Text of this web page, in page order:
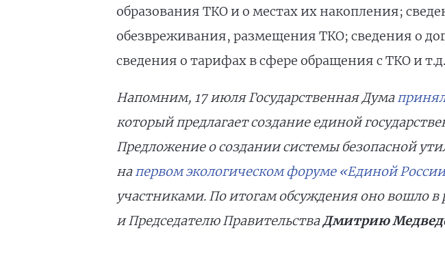
образования ТКО и о местах их накопления;
обезвреживания, размещения ТКО; сведения о
сведения о тарифах в сфере обращения с ТКО и т.д.
Напомним, 17 июля Государственная Дума
который предлагает создание единой
Предложение о создании системы безопасной
напервом экологическом форуме «Единой
участниками. По итогам обсуждения оно вошло
и Председателю ПравительстваДмитрию